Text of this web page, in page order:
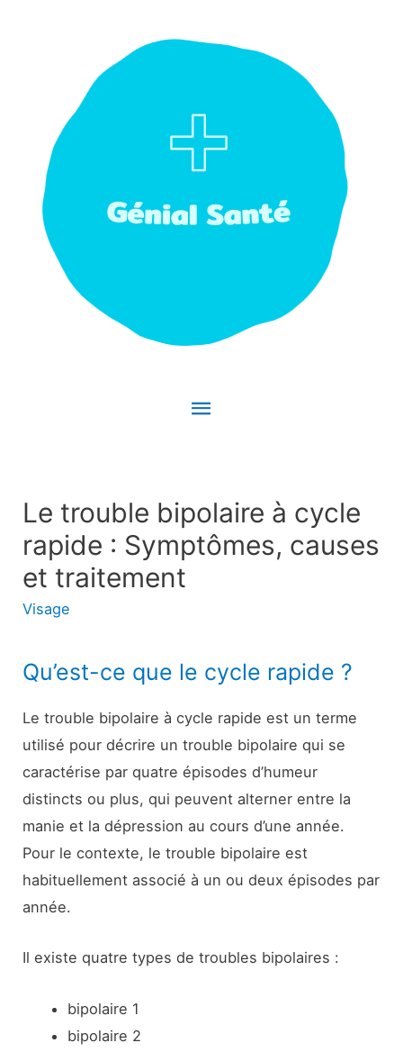
Menu
Le trouble bipolaire à cycle
rapide : Symptômes, causes
et traitement
Visage
Qu’est-ce que le cycle rapide ?
Le trouble bipolaire à cycle rapide est un terme
utilisé pour décrire un trouble bipolaire qui se
caractérise par quatre épisodes d’humeur
distincts ou plus, qui peuvent alterner entre la
manie et la dépression au cours d’une année.
Pour le contexte, le trouble bipolaire est
habituellement associé à un ou deux épisodes par
année.
Il existe quatre types de troubles bipolaires :
bipolaire 1
bipolaire 2